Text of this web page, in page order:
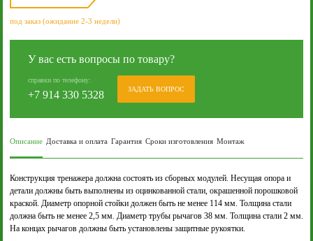
под заказ (ожидание 2-3 недели)
У вас есть вопросы по товару?
справки по телефону:
+7 914 330 5328 ЗАДАТЬ ВОПРОС
Описание Доставка и оплата Гарантия Сроки изготовления Монтаж
Конструкция тренажера должна состоять из сборных модулей. Несущая опора и
детали должны быть выполнены из оцинкованной стали, окрашенной порошковой
краской. Диаметр опорной стойки должен быть не менее 114 мм. Толщина стали
должна быть не менее 2,5 мм. Диаметр трубы рычагов 38 мм. Толщина стали 2 мм.
На концах рычагов должны быть установлены защитные рукоятки.